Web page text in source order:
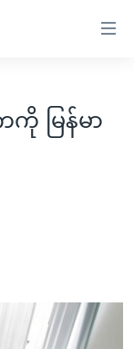
ကို မြန်မာ